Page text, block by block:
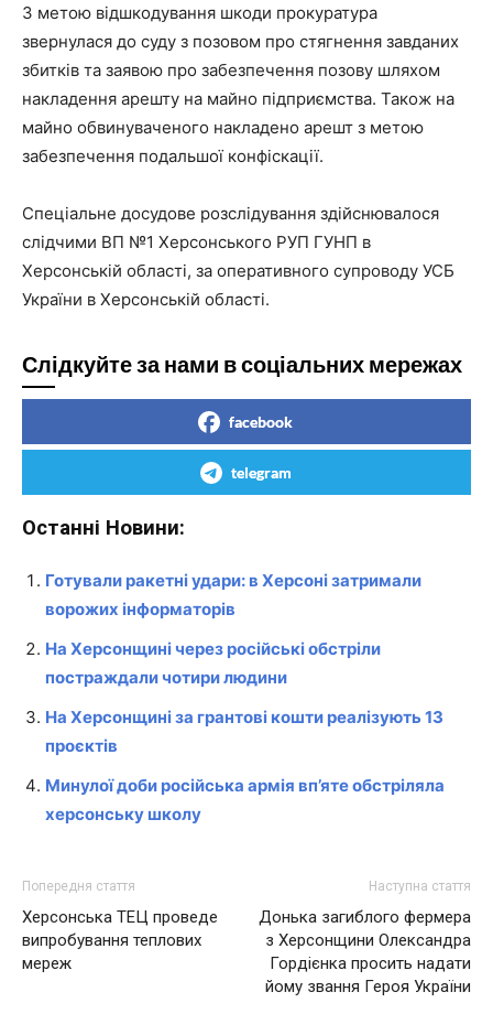
З метою відшкодування шкоди прокуратура
звернулася до суду з позовом про стягнення завданих
збитків та заявою про забезпечення позову шляхом
накладення арешту на майно підприємства. Також на
майно обвинуваченого накладено арешт з метою
забезпечення подальшої конфіскації.
Спеціальне досудове розслідування здійснювалося
слідчими ВП №1 Херсонського РУП ГУНП в
Херсонській області, за оперативного супроводу УСБ
України в Херсонській області.
Слідкуйте за нами в соціальних мережах
facebook
telegram
Останні Новини:
Готували ракетні удари: в Херсоні затримали
ворожих інформаторів
На Херсонщині через російські обстріли
постраждали чотири людини
На Херсонщині за грантові кошти реалізують 13
проєктів
Минулої доби російська армія вп’яте обстріляла
херсонську школу
Попередня стаття
Херсонська ТЕЦ проведе
випробування теплових
мереж
Наступна стаття
Донька загиблого фермера
з Херсонщини Олександра
Гордієнка просить надати
йому звання Героя України